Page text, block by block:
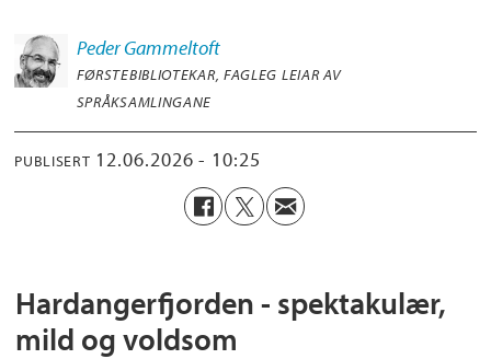
PederGammeltoft
FØRSTEBIBLIOTEKAR, FAGLEG LEIAR AV
SPRÅKSAMLINGANE
PUBLISERT 12.06.2026 - 10:25
Hardangerfjorden - spektakulær,
mild og voldsom